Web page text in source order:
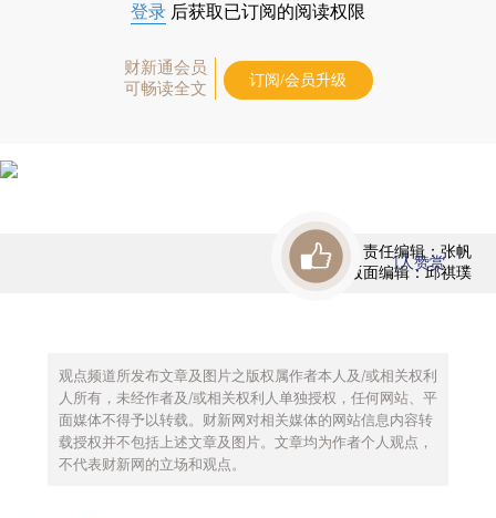
登录 后获取已订阅的阅读权限
财新通会员
可畅读全文
订阅/会员升级
责任编辑：张帆
版面编辑：邱祺璞
1人赞赏
观点频道所发布文章及图片之版权属作者本人及/或相关权利
人所有，未经作者及/或相关权利人单独授权，任何网站、平
面媒体不得予以转载。财新网对相关媒体的网站信息内容转
载授权并不包括上述文章及图片。文章均为作者个人观点，
不代表财新网的立场和观点。